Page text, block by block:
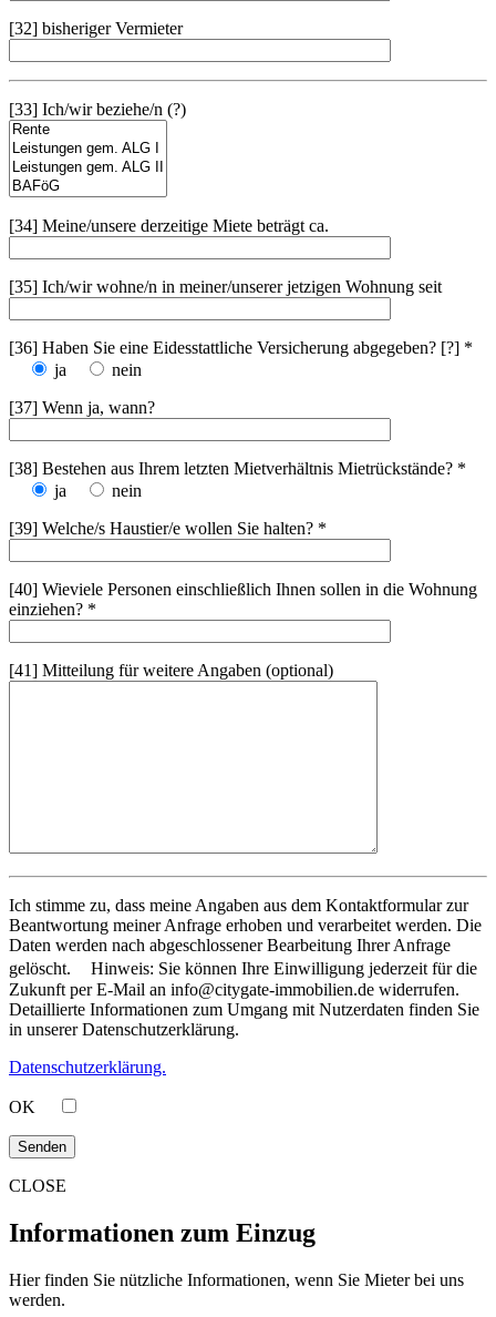
[32] bisheriger Vermieter
[33] Ich/wir beziehe/n (?)
[34] Meine/unsere derzeitige Miete beträgt ca.
[35] Ich/wir wohne/n in meiner/unserer jetzigen Wohnung seit
[36] Haben Sie eine Eidesstattliche Versicherung abgegeben? [?] *
ja
nein
[37] Wenn ja, wann?
[38] Bestehen aus Ihrem letzten Mietverhältnis Mietrückstände? *
ja
nein
[39] Welche/s Haustier/e wollen Sie halten? *
[40] Wieviele Personen einschließlich Ihnen sollen in die Wohnung
einziehen? *
[41] Mitteilung für weitere Angaben (optional)
Ich stimme zu, dass meine Angaben aus dem Kontaktformular zur
Beantwortung meiner Anfrage erhoben und verarbeitet werden. Die
Daten werden nach abgeschlossener Bearbeitung Ihrer Anfrage
gelöscht. Hinweis: Sie können Ihre Einwilligung jederzeit für die
Zukunft per E-Mail an info@citygate-immobilien.de widerrufen.
Detaillierte Informationen zum Umgang mit Nutzerdaten finden Sie
in unserer Datenschutzerklärung.
Datenschutzerklärung.
OK
CLOSE
Informationen zum Einzug
Hier finden Sie nützliche Informationen, wenn Sie Mieter bei uns
werden.